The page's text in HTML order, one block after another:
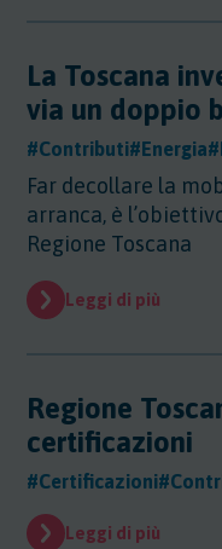
La Toscana
via un doppio
#Contributi#Energia
Far decollare la
arranca, è
Regione Toscana
Leggi di più
Regione
certificazioni
#Certificazioni
Leggi di più